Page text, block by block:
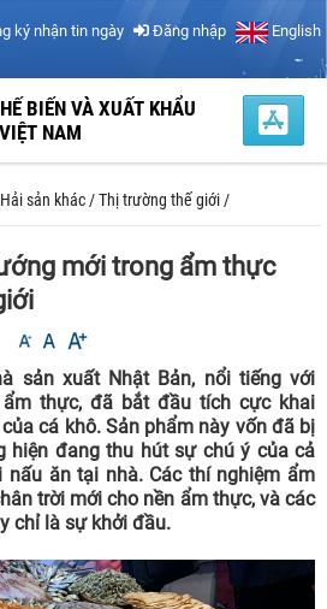
ký nhận tin ngày Đăng nhập English
BIẾN VÀ XUẤT KHẨU
NAM
Hải sản khác /Thị trường thế giới /
mới trong ẩm thực
sản xuất Nhật Bản, nổi tiếng với
thực, đã bắt đầu tích cực khai
cá khô. Sản phẩm này vốn đã bị
hiện đang thu hút sự chú ý của cả
ăn tại nhà. Các thí nghiệm ẩm
trời mới cho nền ẩm thực, và các
chỉ là sự khởi đầu.